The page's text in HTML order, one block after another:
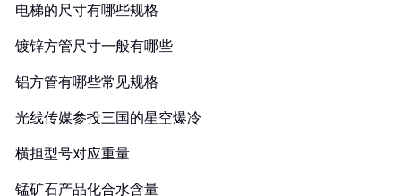
电梯的尺寸有哪些规格
镀锌方管尺寸一般有哪些
铝方管有哪些常见规格
光线传媒参投三国的星空爆冷
横担型号对应重量
锰矿石产品化合水含量